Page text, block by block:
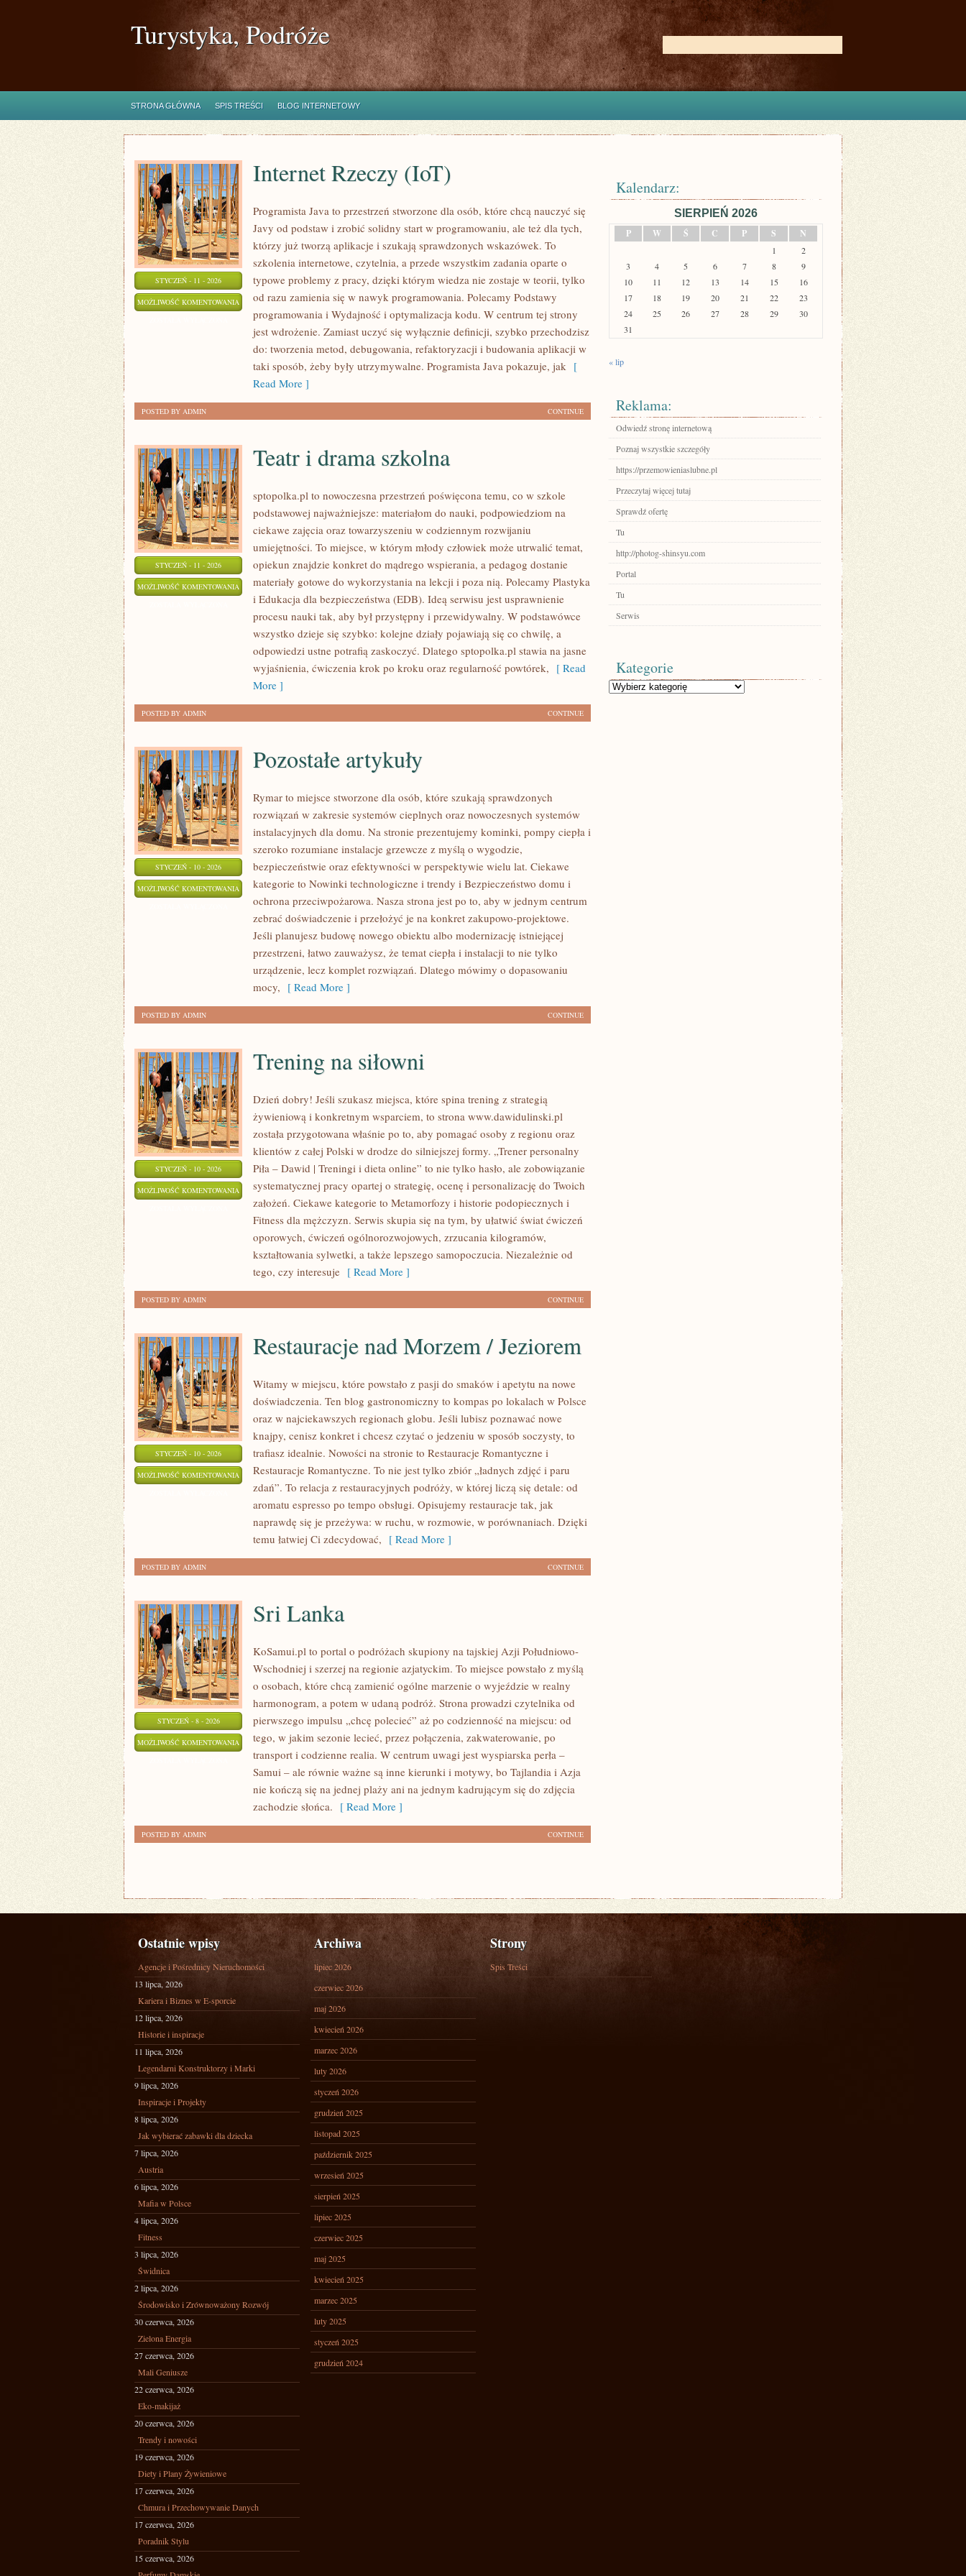
Turystyka, Podróże
STRONA GŁÓWNA SPIS TREŚCI BLOG INTERNETOWY
STYCZEŃ - 11 - 2026
MOŻLIWOŚĆ KOMENTOWANIA INTERNET
RZECZY
(IOT)
Internet Rzeczy (IoT)
Programista Java to przestrzeń stworzone dla osób, które chcą nauczyć się
Javy od podstaw i zrobić solidny start w programowaniu, ale też dla tych,
którzy już tworzą aplikacje i szukają sprawdzonych wskazówek. To
szkolenia internetowe, czytelnia, a przede wszystkim zadania oparte o
typowe problemy z pracy, dzięki którym wiedza nie zostaje w teorii, tylko
od razu zamienia się w nawyk programowania. Polecamy Podstawy
programowania i Wydajność i optymalizacja kodu. W centrum tej strony
jest wdrożenie. Zamiast uczyć się wyłącznie definicji, szybko przechodzisz
do: tworzenia metod, debugowania, refaktoryzacji i budowania aplikacji w
taki sposób, żeby były utrzymywalne. Programista Java pokazuje, jak [
Read More ]
CONTINUE
POSTED BY ADMIN
STYCZEŃ - 11 - 2026
MOŻLIWOŚĆ KOMENTOWANIA TEATR
DRAMA
SZKOLNA
Teatr i drama szkolna
sptopolka.pl to nowoczesna przestrzeń poświęcona temu, co w szkole
podstawowej najważniejsze: materiałom do nauki, podpowiedziom na
ciekawe zajęcia oraz towarzyszeniu w codziennym rozwijaniu
umiejętności. To miejsce, w którym młody człowiek może utrwalić temat,
opiekun znajdzie konkret do mądrego wspierania, a pedagog dostanie
materiały gotowe do wykorzystania na lekcji i poza nią. Polecamy Plastyka
i Edukacja dla bezpieczeństwa (EDB). Ideą serwisu jest usprawnienie
procesu nauki tak, aby był przystępny i przewidywalny. W podstawówce
wszystko dzieje się szybko: kolejne działy pojawiają się co chwilę, a
odpowiedzi ustne potrafią zaskoczyć. Dlatego sptopolka.pl stawia na jasne
wyjaśnienia, ćwiczenia krok po kroku oraz regularność powtórek, [ Read
More ]
CONTINUE
POSTED BY ADMIN
STYCZEŃ - 10 - 2026
MOŻLIWOŚĆ KOMENTOWANIA POZOSTAŁE
ARTYKUŁY
Pozostałe artykuły
Rymar to miejsce stworzone dla osób, które szukają sprawdzonych
rozwiązań w zakresie systemów cieplnych oraz nowoczesnych systemów
instalacyjnych dla domu. Na stronie prezentujemy kominki, pompy ciepła i
szeroko rozumiane instalacje grzewcze z myślą o wygodzie,
bezpieczeństwie oraz efektywności w perspektywie wielu lat. Ciekawe
kategorie to Nowinki technologiczne i trendy i Bezpieczeństwo domu i
ochrona przeciwpożarowa. Nasza strona jest po to, aby w jednym centrum
zebrać doświadczenie i przełożyć je na konkret zakupowo-projektowe.
Jeśli planujesz budowę nowego obiektu albo modernizację istniejącej
przestrzeni, łatwo zauważysz, że temat ciepła i instalacji to nie tylko
urządzenie, lecz komplet rozwiązań. Dlatego mówimy o dopasowaniu
mocy, [ Read More ]
CONTINUE
POSTED BY ADMIN
STYCZEŃ - 10 - 2026
MOŻLIWOŚĆ KOMENTOWANIA TRENING
SIŁOWNI
Trening na siłowni
Dzień dobry! Jeśli szukasz miejsca, które spina trening z strategią
żywieniową i konkretnym wsparciem, to strona www.dawidulinski.pl
została przygotowana właśnie po to, aby pomagać osoby z regionu oraz
klientów z całej Polski w drodze do silniejszej formy. „Trener personalny
Piła – Dawid | Treningi i dieta online” to nie tylko hasło, ale zobowiązanie
systematycznej pracy opartej o strategię, ocenę i personalizację do Twoich
założeń. Ciekawe kategorie to Metamorfozy i historie podopiecznych i
Fitness dla mężczyzn. Serwis skupia się na tym, by ułatwić świat ćwiczeń
oporowych, ćwiczeń ogólnorozwojowych, zrzucania kilogramów,
kształtowania sylwetki, a także lepszego samopoczucia. Niezależnie od
tego, czy interesuje [ Read More ]
CONTINUE
POSTED BY ADMIN
STYCZEŃ - 10 - 2026
MOŻLIWOŚĆ KOMENTOWANIA RESTAURACJE
NAD
MORZEM
JEZIOREM
Restauracje nad Morzem / Jeziorem
Witamy w miejscu, które powstało z pasji do smaków i apetytu na nowe
doświadczenia. Ten blog gastronomiczny to kompas po lokalach w Polsce
oraz w najciekawszych regionach globu. Jeśli lubisz poznawać nowe
knajpy, cenisz konkret i chcesz czytać o jedzeniu w sposób soczysty, to
trafiasz idealnie. Nowości na stronie to Restauracje Romantyczne i
Restauracje Romantyczne. To nie jest tylko zbiór „ładnych zdjęć i paru
zdań”. To relacja z restauracyjnych podróży, w której liczą się detale: od
aromatu espresso po tempo obsługi. Opisujemy restauracje tak, jak
naprawdę się je przeżywa: w ruchu, w rozmowie, w porównaniach. Dzięki
temu łatwiej Ci zdecydować, [ Read More ]
CONTINUE
POSTED BY ADMIN
STYCZEŃ - 8 - 2026
MOŻLIWOŚĆ KOMENTOWANIA
LANKA
Sri Lanka
KoSamui.pl to portal o podróżach skupiony na tajskiej Azji Południowo-
Wschodniej i szerzej na regionie azjatyckim. To miejsce powstało z myślą
o osobach, które chcą zamienić ogólne marzenie o wyjeździe w realny
harmonogram, a potem w udaną podróż. Strona prowadzi czytelnika od
pierwszego impulsu „chcę polecieć” aż po codzienność na miejscu: od
tego, w jakim sezonie lecieć, przez połączenia, zakwaterowanie, po
transport i codzienne realia. W centrum uwagi jest wyspiarska perła –
Samui – ale równie ważne są inne kierunki i motywy, bo Tajlandia i Azja
nie kończą się na jednej plaży ani na jednym kadrującym się do zdjęcia
zachodzie słońca. [ Read More ]
CONTINUE
POSTED BY ADMIN
Kalendarz:
SIERPIEŃ 2026
P
W Ś C P S N
1
2
3
4 5 6 7 8
9
10
11 12 13 14 15
16
17
18 19 20 21 22
23
24
25 26 27 28 29
30
31
« lip
Reklama:
Odwiedź stronę internetową
Poznaj wszystkie szczegóły
https://przemowieniaslubne.pl
Przeczytaj więcej tutaj
Sprawdź ofertę
Tu
http://photog-shinsyu.com
Portal
Tu
Serwis
Kategorie
Kategorie
Ostatnie wpisy
Agencje i Pośrednicy Nieruchomości
13 lipca, 2026
Kariera i Biznes w E-sporcie
12 lipca, 2026
Historie i inspiracje
11 lipca, 2026
Legendarni Konstruktorzy i Marki
9 lipca, 2026
Inspiracje i Projekty
8 lipca, 2026
Jak wybierać zabawki dla dziecka
7 lipca, 2026
Austria
6 lipca, 2026
Mafia w Polsce
4 lipca, 2026
Fitness
3 lipca, 2026
Świdnica
2 lipca, 2026
Środowisko i Zrównoważony Rozwój
30 czerwca, 2026
Zielona Energia
27 czerwca, 2026
Mali Geniusze
22 czerwca, 2026
Eko-makijaż
20 czerwca, 2026
Trendy i nowości
19 czerwca, 2026
Diety i Plany Żywieniowe
17 czerwca, 2026
Chmura i Przechowywanie Danych
17 czerwca, 2026
Poradnik Stylu
15 czerwca, 2026
Archiwa
lipiec 2026
czerwiec 2026
maj 2026
kwiecień 2026
marzec 2026
luty 2026
styczeń 2026
grudzień 2025
listopad 2025
październik 2025
wrzesień 2025
sierpień 2025
lipiec 2025
czerwiec 2025
maj 2025
kwiecień 2025
marzec 2025
luty 2025
styczeń 2025
grudzień 2024
Strony
Spis Treści